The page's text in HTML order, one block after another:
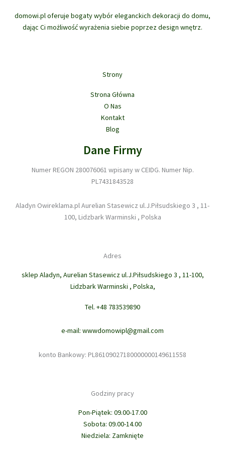
na
stronie
domowi.pl oferuje bogaty wybór eleganckich dekoracji do domu,
dając Ci możliwość wyrażenia siebie poprzez design wnętrz.
Strony
Strona Główna
O Nas
Kontakt
Blog
Dane Firmy
Numer REGON 280076061 wpisany w CEIDG. Numer Nip.
PL7431843528
Aladyn Owireklama.pl Aurelian Stasewicz ul.J.Piłsudskiego 3 , 11-
100, Lidzbark Warminski , Polska
Adres
sklep Aladyn, Aurelian Stasewicz ul.J.Piłsudskiego 3 , 11-100,
Lidzbark Warminski , Polska,
Tel. +48 783539890
e-mail: wwwdomowipl@gmail.com
konto Bankowy: PL86109027180000000149611558
Godziny pracy
Pon-Piątek: 09.00-17.00
Sobota: 09.00-14.00
Niedziela: Zamknięte